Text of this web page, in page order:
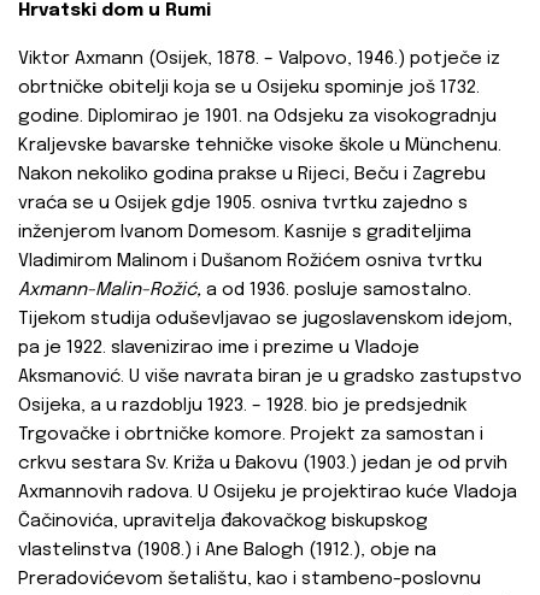
Hrvatski dom u Rumi
Viktor Axmann (Osijek, 1878. – Valpovo, 1946.) potječe iz
obrtničke obitelji koja se u Osijeku spominje još 1732.
godine. Diplomirao je 1901. na Odsjeku za visokogradnju
Kraljevske bavarske tehničke visoke škole u Münchenu.
Nakon nekoliko godina prakse u Rijeci, Beču i Zagrebu
vraća se u Osijek gdje 1905. osniva tvrtku zajedno s
inženjerom Ivanom Domesom. Kasnije s graditeljima
Vladimirom Malinom i Dušanom Rožićem osniva tvrtku
Axmann-Malin-Rožić, a od 1936. posluje samostalno.
Tijekom studija oduševljavao se jugoslavenskom idejom,
pa je 1922. slavenizirao ime i prezime u Vladoje
Aksmanović. U više navrata biran je u gradsko zastupstvo
Osijeka, a u razdoblju 1923. – 1928. bio je predsjednik
Trgovačke i obrtničke komore. Projekt za samostan i
crkvu sestara Sv. Križa u Đakovu (1903.) jedan je od prvih
Axmannovih radova. U Osijeku je projektirao kuće Vladoja
Čačinovića, upravitelja đakovačkog biskupskog
vlastelinstva (1908.) i Ane Balogh (1912.), obje na
Preradovićevom šetalištu, kao i stambeno-poslovnu